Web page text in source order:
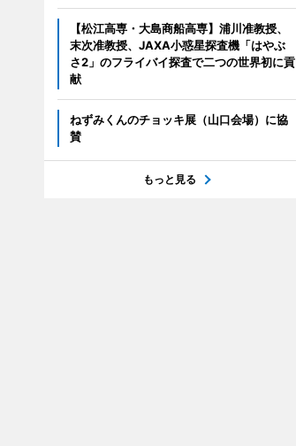
【松江高専・大島商船高専】浦川准教授、
末次准教授、JAXA小惑星探査機「はやぶ
さ2」のフライバイ探査で二つの世界初に貢
献
ねずみくんのチョッキ展（山口会場）に協
賛
もっと見る